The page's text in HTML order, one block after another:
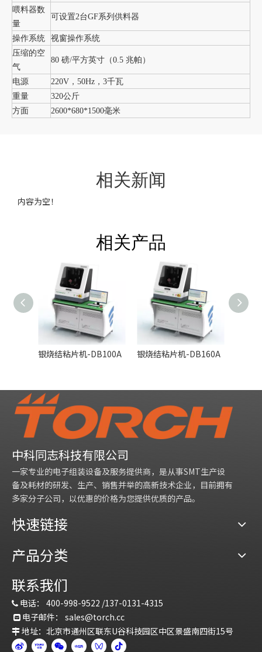
喂料器数
量
可设置2台GF系列供料器
操作系统
视窗操作系统
压缩的空
气
80 磅/平方英寸（0.5 兆帕）
电源
220V，50Hz，3千瓦
重量
320公斤
方面
2600*680*1500毫米
相关新闻
内容为空！
相关产品
银烧结粘片机-DB100A 银烧结粘片机-DB160A
中科同志科技有限公司
一家专业的电子组装设备及服务提供商，是从事SMT生产设
备及耗材的研发、生产、销售并举的高新技术企业，目前拥有
多家分子公司，以优惠的价格为您提供优质的产品。
快速链接
产品分类
联系我们
 电话： 400-998-9522 /137-0131-4315
 电子邮件： sales@torch.cc
 地址：北京市通州区联东U谷科技园区中区景盛南四街15号